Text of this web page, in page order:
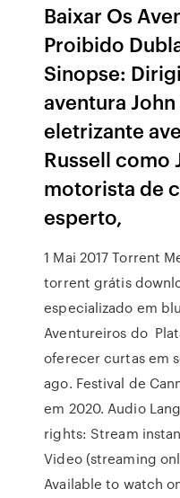
Baixar Os
Proibido
Sinopse:
aventura
eletrizante
Russell como
motorista de
esperto,
1 Mai 2017 Torrent
torrent grátis
especializado em
Aventureiros do
oferecer curtas em
ago. Festival de
em 2020. Audio
rights: Stream
Video (streaming
Available to watch